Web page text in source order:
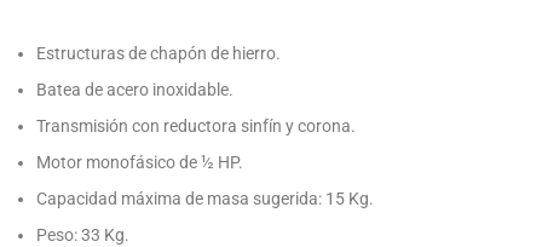
Estructuras de chapón de hierro.
Batea de acero inoxidable.
Transmisión con reductora sinfín y corona.
Motor monofásico de ½ HP.
Capacidad máxima de masa sugerida: 15 Kg.
Peso: 33 Kg.